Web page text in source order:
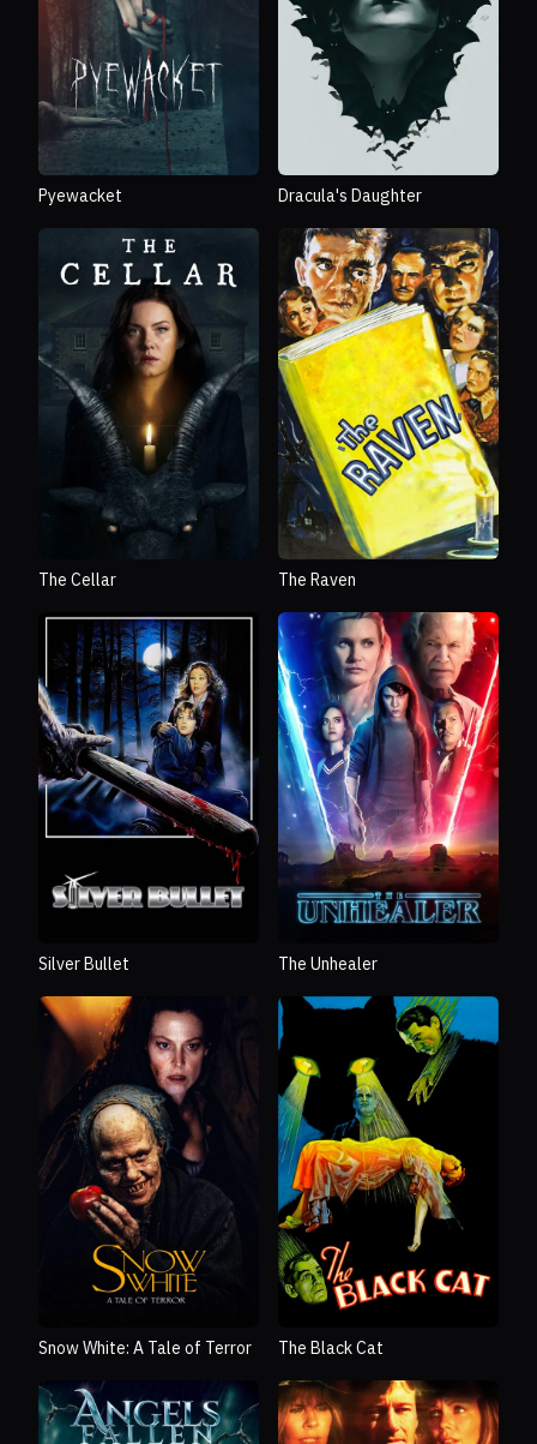
Pyewacket Dracula's Daughter
The Cellar The Raven
Silver Bullet The Unhealer
Snow White: A Tale of Terror The Black Cat